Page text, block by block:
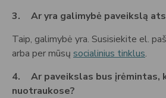
3.
Ar yra galimybė paveikslą
Taip, galimybė yra. Susisiekite el.
arba per mūsų socialinius tinklus.
4.
Ar paveikslas bus įrėmintas,
nuotraukose?